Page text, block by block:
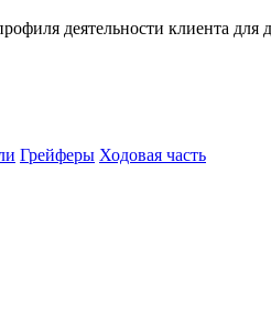
деятельности клиента для
Грейферы Ходовая часть